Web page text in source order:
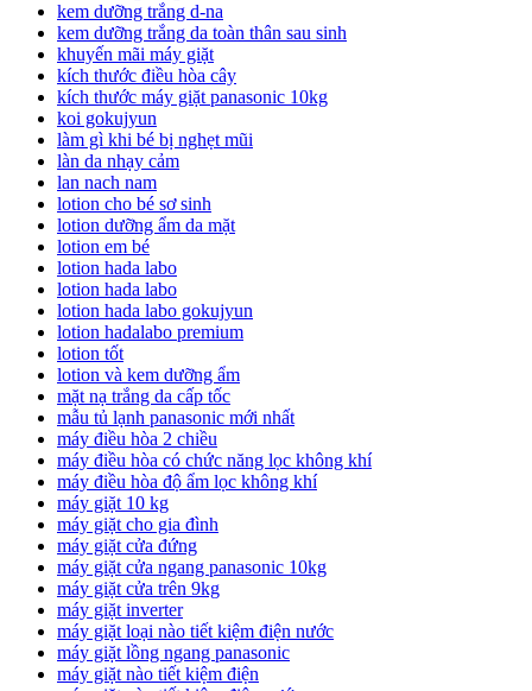
kem dưỡng trắng d-na
kem dưỡng trắng da toàn thân sau sinh
khuyến mãi máy giặt
kích thước điều hòa cây
kích thước máy giặt panasonic 10kg
koi gokujyun
làm gì khi bé bị nghẹt mũi
làn da nhạy cảm
lan nach nam
lotion cho bé sơ sinh
lotion dưỡng ẩm da mặt
lotion em bé
lotion hada labo
lotion hada labo
lotion hada labo gokujyun
lotion hadalabo premium
lotion tốt
lotion và kem dưỡng ẩm
mặt nạ trắng da cấp tốc
mẫu tủ lạnh panasonic mới nhất
máy điều hòa 2 chiều
máy điều hòa có chức năng lọc không khí
máy điều hòa độ ẩm lọc không khí
máy giặt 10 kg
máy giặt cho gia đình
máy giặt cửa đứng
máy giặt cửa ngang panasonic 10kg
máy giặt cửa trên 9kg
máy giặt inverter
máy giặt loại nào tiết kiệm điện nước
máy giặt lồng ngang panasonic
máy giặt nào tiết kiệm điện